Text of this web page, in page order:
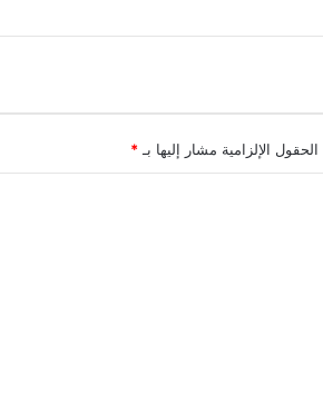
الحقول الإلزامية مشار إليها بـ *